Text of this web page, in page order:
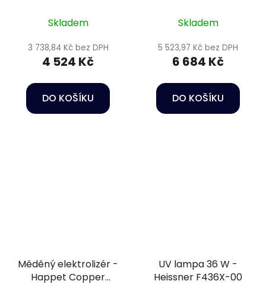
Skladem
3 738,84 Kč bez DPH
4 524 Kč
DO KOŠÍKU
Skladem
5 523,97 Kč bez DPH
6 684 Kč
DO KOŠÍKU
Měděný elektrolizér -
Happet Copper
UV lampa 36 W -
Heissner F436X-00